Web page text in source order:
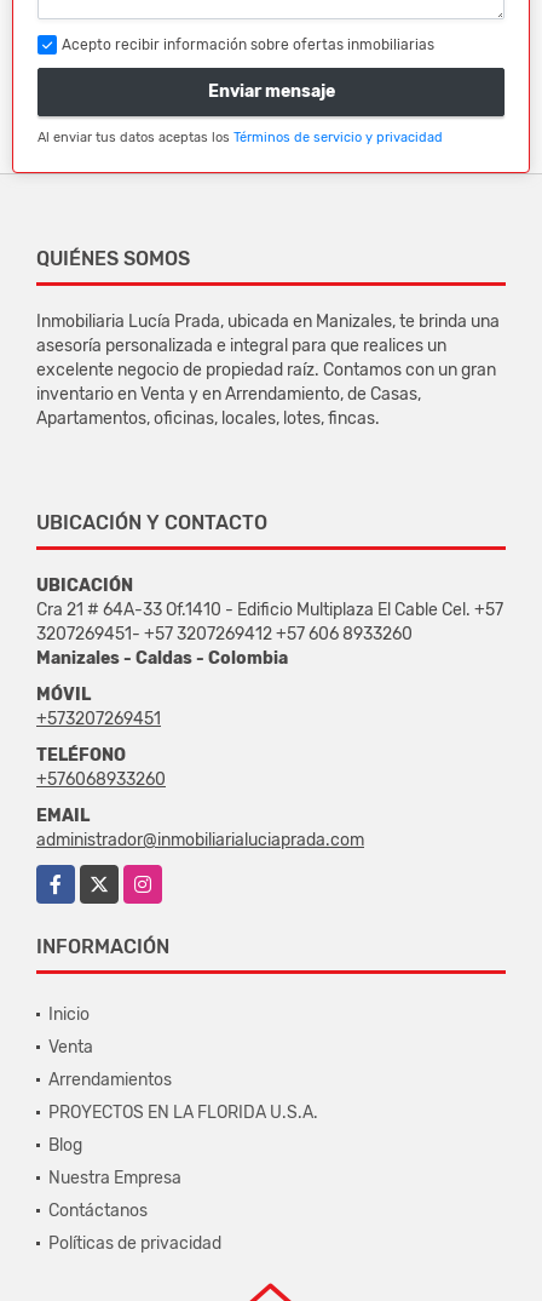
Acepto recibir información sobre ofertas inmobiliarias
Enviar mensaje
Al enviar tus datos aceptas los Términos de servicio y privacidad
QUIÉNES SOMOS
Inmobiliaria Lucía Prada, ubicada en Manizales, te brinda una
asesoría personalizada e integral para que realices un
excelente negocio de propiedad raíz. Contamos con un gran
inventario en Venta y en Arrendamiento, de Casas,
Apartamentos, oficinas, locales, lotes, fincas.
UBICACIÓN Y CONTACTO
UBICACIÓN
Cra 21 # 64A-33 Of.1410 - Edificio Multiplaza El Cable Cel. +57
3207269451- +57 3207269412 +57 606 8933260
Manizales - Caldas - Colombia
MÓVIL
+573207269451
TELÉFONO
+576068933260
EMAIL
administrador@inmobiliarialuciaprada.com
Facebook
Instagram
INFORMACIÓN
Inicio
Venta
Arrendamientos
PROYECTOS EN LA FLORIDA U.S.A.
Blog
Nuestra Empresa
Contáctanos
Políticas de privacidad